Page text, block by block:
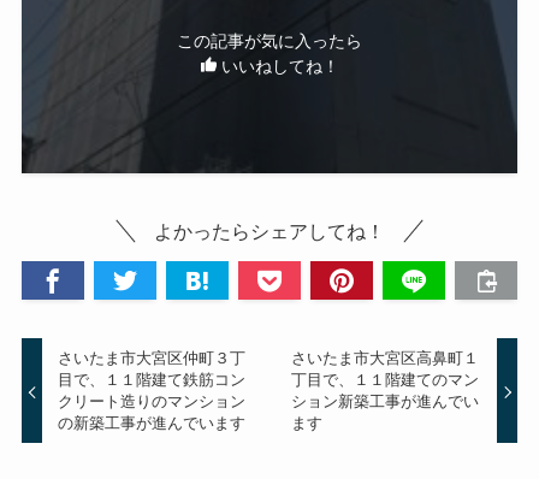
この記事が気に入ったら
いいねしてね！
よかったらシェアしてね！
さいたま市大宮区仲町３丁
目で、１１階建て鉄筋コン
クリート造りのマンション
の新築工事が進んでいます
さいたま市大宮区高鼻町１
丁目で、１１階建てのマン
ション新築工事が進んでい
ます